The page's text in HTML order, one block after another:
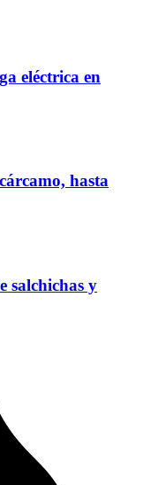
eléctrica en
hasta
salchichas y